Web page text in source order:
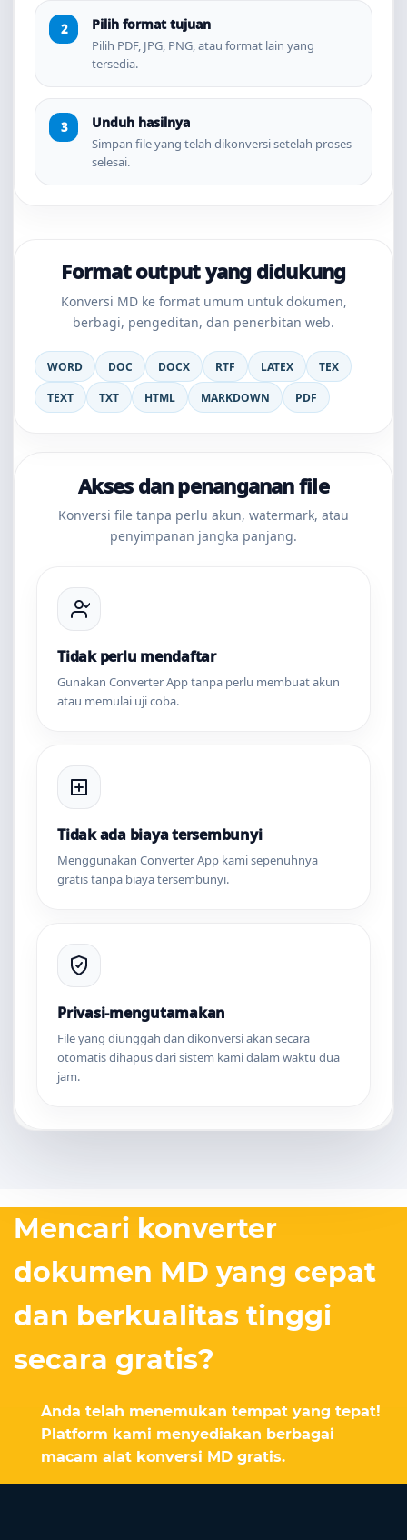
Pilih format tujuan
Pilih PDF, JPG, PNG, atau format lain yang
tersedia.
Unduh hasilnya
Simpan file yang telah dikonversi setelah proses
selesai.
Format output yang didukung
Konversi MD ke format umum untuk dokumen,
berbagi, pengeditan, dan penerbitan web.
WORD DOC DOCX RTF LATEX
TEX
TEXT
TXT HTML MARKDOWN PDF
Akses dan penanganan file
Konversi file tanpa perlu akun, watermark, atau
penyimpanan jangka panjang.
Tidak perlu mendaftar
Gunakan Converter App tanpa perlu membuat akun
atau memulai uji coba.
Tidak ada biaya tersembunyi
Menggunakan Converter App kami sepenuhnya
gratis tanpa biaya tersembunyi.
Privasi-mengutamakan
File yang diunggah dan dikonversi akan secara
otomatis dihapus dari sistem kami dalam waktu dua
jam.
Mencari konverter
dokumen MD yang cepat
dan berkualitas tinggi
secara gratis?
Anda telah menemukan tempat yang tepat!
Platform kami menyediakan berbagai
macam alat konversi MD gratis.